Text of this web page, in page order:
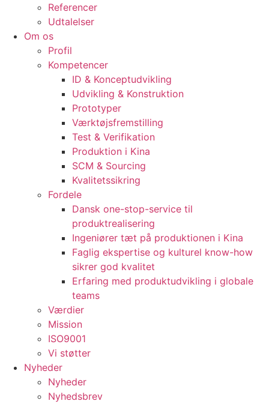
Referencer
Udtalelser
Om os
Profil
Kompetencer
ID & Konceptudvikling
Udvikling & Konstruktion
Prototyper
Værktøjsfremstilling
Test & Verifikation
Produktion i Kina
SCM & Sourcing
Kvalitetssikring
Fordele
Dansk one-stop-service til
produktrealisering
Ingeniører tæt på produktionen i Kina
Faglig ekspertise og kulturel know-how
sikrer god kvalitet
Erfaring med produktudvikling i globale
teams
Værdier
Mission
ISO9001
Vi støtter
Nyheder
Nyheder
Nyhedsbrev